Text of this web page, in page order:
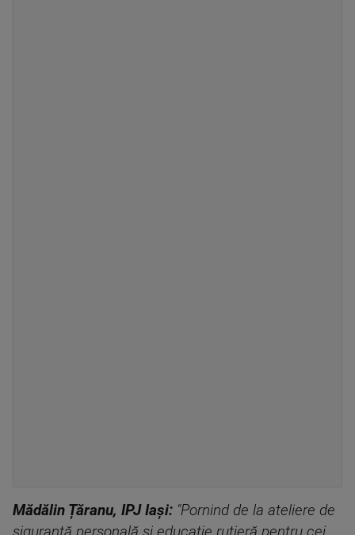
Mădălin Țăranu, IPJ Iași: "Pornind de la ateliere de